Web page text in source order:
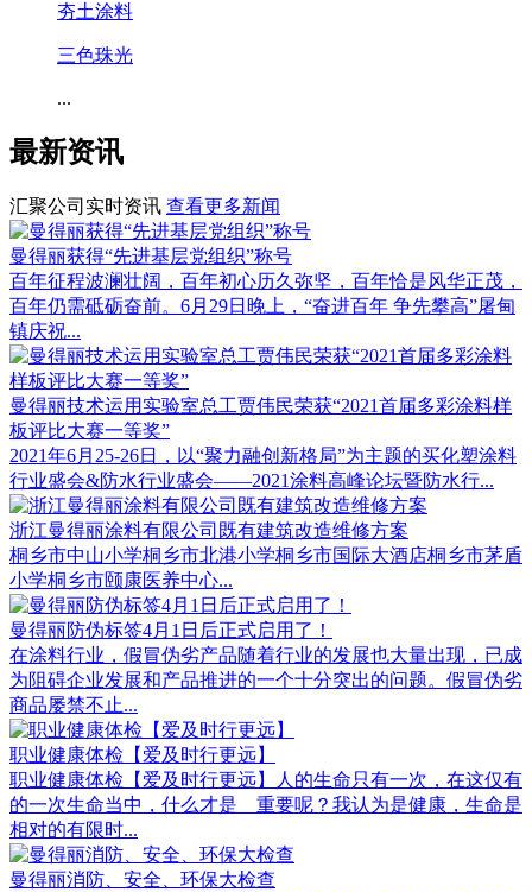
夯土涂料
三色珠光
...
最新资讯
汇聚公司实时资讯 查看更多新闻
曼得丽获得“先进基层党组织”称号
百年征程波澜壮阔，百年初心历久弥坚，百年恰是风华正茂，
百年仍需砥砺奋前。6月29日晚上，“奋进百年 争先攀高”屠甸
镇庆祝...
曼得丽技术运用实验室总工贾伟民荣获“2021首届多彩涂料样
板评比大赛一等奖”
2021年6月25-26日，以“聚力融创新格局”为主题的买化塑涂料
行业盛会&防水行业盛会——2021涂料高峰论坛暨防水行...
浙江曼得丽涂料有限公司既有建筑改造维修方案
桐乡市中山小学桐乡市北港小学桐乡市国际大酒店桐乡市茅盾
小学桐乡市颐康医养中心...
曼得丽防伪标签4月1日后正式启用了！
在涂料行业，假冒伪劣产品随着行业的发展也大量出现，已成
为阻碍企业发展和产品推进的一个十分突出的问题。假冒伪劣
商品屡禁不止...
职业健康体检【爱及时行更远】
职业健康体检【爱及时行更远】人的生命只有一次，在这仅有
的一次生命当中，什么才是 重要呢？我认为是健康，生命是
相对的有限时...
曼得丽消防、安全、环保大检查